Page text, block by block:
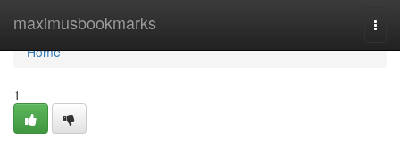
maximusbookmarks
Home
Home
1